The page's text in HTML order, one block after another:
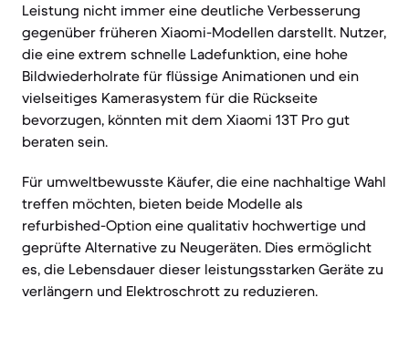
Leistung nicht immer eine deutliche Verbesserung
gegenüber früheren Xiaomi-Modellen darstellt. Nutzer,
die eine extrem schnelle Ladefunktion, eine hohe
Bildwiederholrate für flüssige Animationen und ein
vielseitiges Kamerasystem für die Rückseite
bevorzugen, könnten mit dem Xiaomi 13T Pro gut
beraten sein.
Für umweltbewusste Käufer, die eine nachhaltige Wahl
treffen möchten, bieten beide Modelle als
refurbished-Option eine qualitativ hochwertige und
geprüfte Alternative zu Neugeräten. Dies ermöglicht
es, die Lebensdauer dieser leistungsstarken Geräte zu
verlängern und Elektroschrott zu reduzieren.